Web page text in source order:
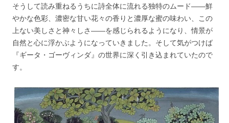
そうして読み重ねるうちに詩全体に流れる独特のムード――鮮
やかな色彩、濃密な甘い花々の香りと濃厚な蜜の味わい、この
上ない美しさと神々しさ――を感じられるようになり、情景が
自然と心に浮かぶようになっていきました。そして気がつけば
『ギータ・ゴーヴィンダ』の世界に深く引き込まれていたので
す。